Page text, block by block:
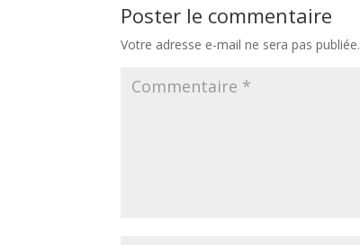
Poster le commentaire
Votre adresse e-mail ne sera pas publiée.